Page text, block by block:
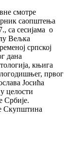
смотре
саопштења
са сесијама о
Вељка
српској
дана
књига
првог
Јосића
целости
Србије.
Скупштина